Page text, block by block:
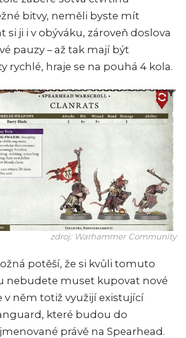
bitvy, neměli byste mít
si ji i v obýváku, zároveň doslova
pauzy – až tak mají být
rychlé, hraje se na pouhá 4 kola.
zdroj: Warhammer Community
potěší, že si kvůli tomuto
nebudete muset kupovat nové
v něm totiž využijí existující
které budou do
právě na Spearhead.